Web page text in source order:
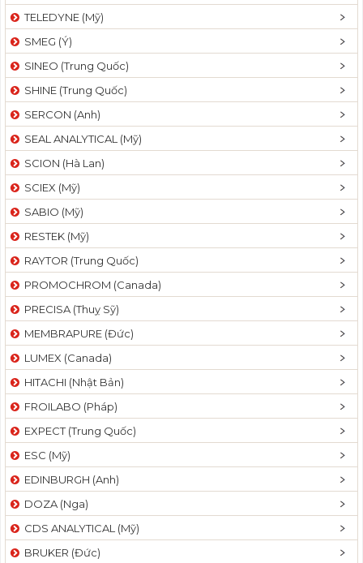
TELEDYNE (Mỹ)
SMEG (Ý)
SINEO (Trung Quốc)
SHINE (Trung Quốc)
SERCON (Anh)
SEAL ANALYTICAL (Mỹ)
SCION (Hà Lan)
SCIEX (Mỹ)
SABIO (Mỹ)
RESTEK (Mỹ)
RAYTOR (Trung Quốc)
PROMOCHROM (Canada)
PRECISA (Thuỵ Sỹ)
MEMBRAPURE (Đức)
LUMEX (Canada)
HITACHI (Nhật Bản)
FROILABO (Pháp)
EXPECT (Trung Quốc)
ESC (Mỹ)
EDINBURGH (Anh)
DOZA (Nga)
CDS ANALYTICAL (Mỹ)
BRUKER (Đức)